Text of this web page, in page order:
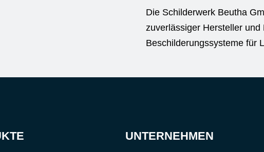
Die Schilderwerk Beutha
zuverlässiger Hersteller
Beschilderungssysteme für
UNTERNEHMEN